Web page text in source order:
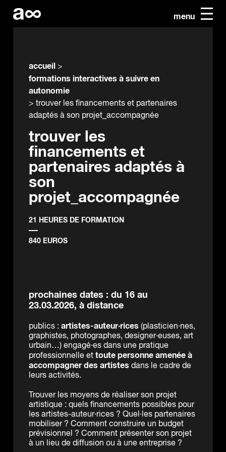
menu
accueil >
formations interactives à suivre en
autonomie
> trouver les financements et partenaires
adaptés à son projet_accompagnée
trouver les
financements et
partenaires adaptés à
son
projet_accompagnée
21 HEURES DE FORMATION
840 EUROS
prochaines dates : du 16 au
23.03.2026, à distance
publics : artistes-auteur·rices (plasticien·nes,
graphistes, photographes, designer·euses, art
urbain…) engagé·es dans une pratique
professionnelle et toute personne amenée à
accompagner des artistes dans le cadre de
leurs activités.
Trouver les moyens de réaliser son projet
artistique : quels financements possibles pour
les artistes-auteur·rices ? Quel·les partenaires
mobiliser ? Comment construire un budget
prévisionnel ? Comment présenter son projet
à un lieu de diffusion ou à une entreprise ?